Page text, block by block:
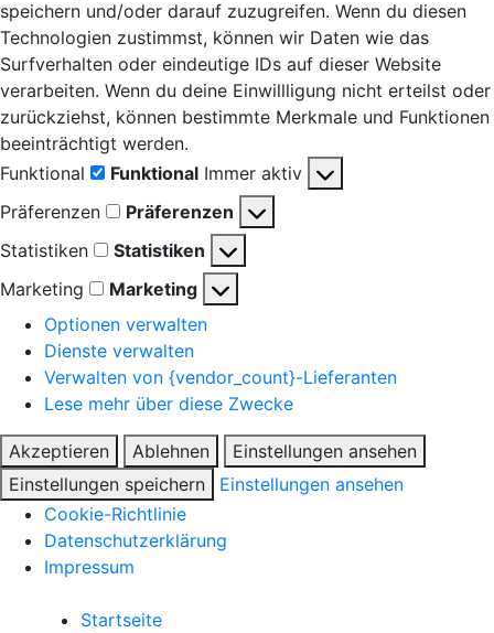
speichern und/oder darauf zuzugreifen. Wenn du diesen
Technologien zustimmst, können wir Daten wie das
Surfverhalten oder eindeutige IDs auf dieser Website
verarbeiten. Wenn du deine Einwillligung nicht erteilst oder
zurückziehst, können bestimmte Merkmale und Funktionen
beeinträchtigt werden.
Funktional
Funktional Immer aktiv
Präferenzen
Präferenzen
Statistiken
Statistiken
Marketing
Marketing
Optionen verwalten
Dienste verwalten
Verwalten von {vendor_count}-Lieferanten
Lese mehr über diese Zwecke
Akzeptieren Ablehnen
Einstellungen ansehen
Einstellungen speichern
Einstellungen ansehen
Cookie-Richtlinie
Datenschutzerklärung
Impressum
Startseite